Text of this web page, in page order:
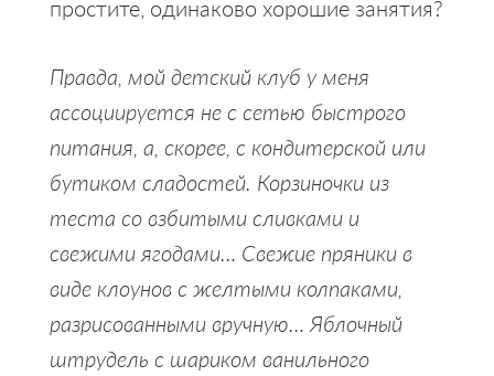
простите, одинаково хорошие занятия?
Правда, мой детский клуб у меня
ассоциируется не с сетью быстрого
питания, а, скорее, с кондитерской или
бутиком сладостей. Корзиночки из
теста со взбитыми сливками и
свежими ягодами… Cвежие пряники в
виде клоунов с желтыми колпаками,
разрисованными вручную… Яблочный
штрудель с шариком ванильного